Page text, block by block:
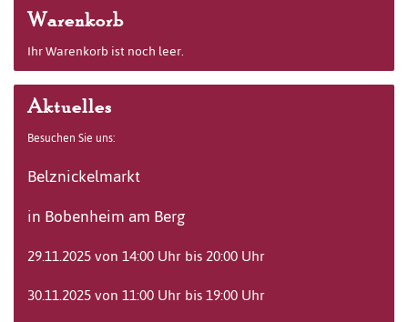
Warenkorb
Ihr Warenkorb ist noch leer.
Aktuelles
Besuchen Sie uns:
Belznickelmarkt
in Bobenheim am Berg
29.11.2025 von 14:00 Uhr bis 20:00 Uhr
30.11.2025 von 11:00 Uhr bis 19:00 Uhr